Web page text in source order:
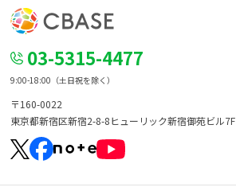
03-5315-4477
9:00-18:00（土日祝を除く）
〒160-0022
東京都新宿区新宿2-8-8ヒューリック新宿御苑ビル7F